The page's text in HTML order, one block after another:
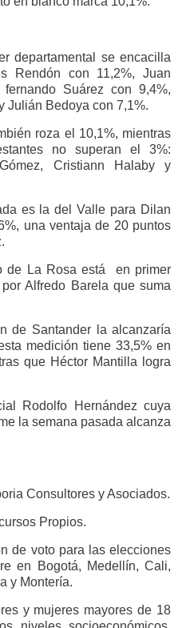
departamental se encacilla
Rendón con 11,2%, Juan
Suárez con 9,4%,
Julián Bedoya con 7,1%.
roza el 10,1%, mientras
no superan el 3%:
Cristiann Halaby y
es la del Valle para Dilan
una ventaja de 20 puntos
de La Rosa está en primer
Alfredo Barela que suma
de Santander la alcanzaría
medición tiene 33,5% en
que Héctor Mantilla logra
Rodolfo Hernández cuya
la semana pasada alcanza
Consultores y Asociados.
Propios.
de voto para las elecciones
en Bogotá, Medellín, Cali,
y Montería.
y mujeres mayores de 18